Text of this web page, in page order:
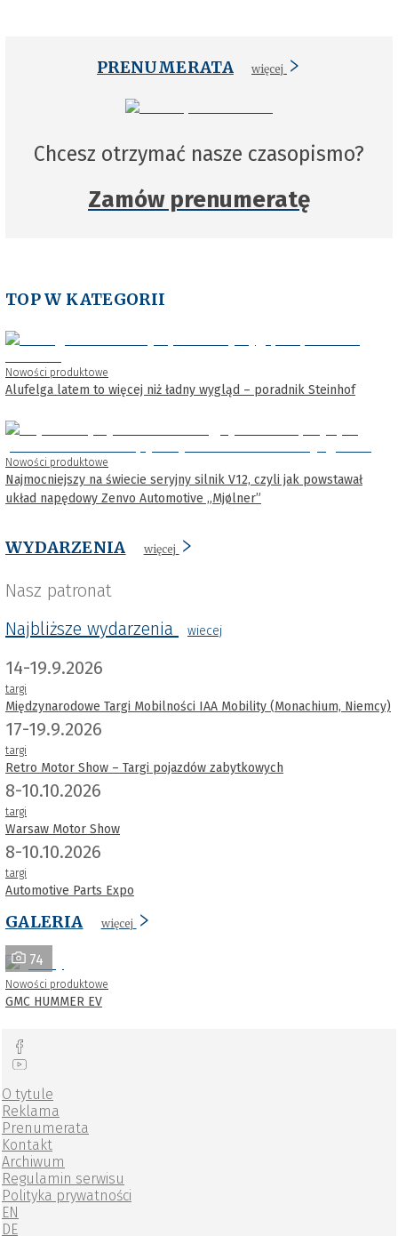
PRENUMERATA więcej
Chcesz otrzymać nasze czasopismo?
Zamów prenumeratę
TOP W KATEGORII
Nowości produktowe
Alufelga latem to więcej niż ładny wygląd – poradnik Steinhof
Nowości produktowe
Najmocniejszy na świecie seryjny silnik V12, czyli jak powstawał
układ napędowy Zenvo Automotive „Mjølner”
WYDARZENIA więcej
Nasz patronat
Najbliższe wydarzenia
wiecej
14-19.9.2026
targi
Międzynarodowe Targi Mobilności IAA Mobility (Monachium, Niemcy)
17-19.9.2026
targi
Retro Motor Show – Targi pojazdów zabytkowych
8-10.10.2026
targi
Warsaw Motor Show
8-10.10.2026
targi
Automotive Parts Expo
GALERIA więcej
74
Nowości produktowe
GMC HUMMER EV
O tytule
Reklama
Prenumerata
Kontakt
Archiwum
Regulamin serwisu
Polityka prywatności
EN
DE